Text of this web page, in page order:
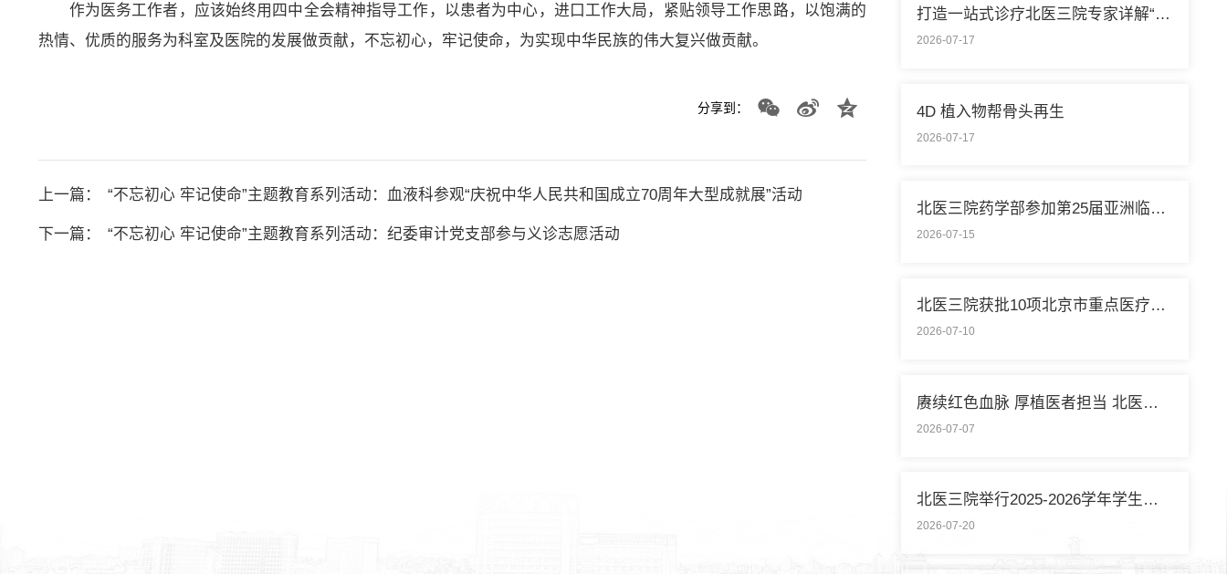
作为医务工作者，应该始终用四中全会精神指导工作，以患者为中心，进口工作大局，紧贴领导工作思路，以饱满的
热情、优质的服务为科室及医院的发展做贡献，不忘初心，牢记使命，为实现中华民族的伟大复兴做贡献。
分享到：
上一篇： “不忘初心 牢记使命”主题教育系列活动：血液科参观“庆祝中华人民共和国成立70周年大型成就展”活动
下一篇： “不忘初心 牢记使命”主题教育系列活动：纪委审计党支部参与义诊志愿活动
打造一站式诊疗北医三院专家详解“控糖”新模式
2026-07-17
4D 植入物帮骨头再生
2026-07-17
北医三院药学部参加第25届亚洲临床药学大会
2026-07-15
北医三院获批10项北京市重点医疗技术临床应用培训基地
2026-07-10
赓续红色血脉 厚植医者担当 北医三院开展庆祝中国共产党成立105周年系列活动
2026-07-07
北医三院举行2025-2026学年学生暑期社会实践启动仪式
2026-07-20